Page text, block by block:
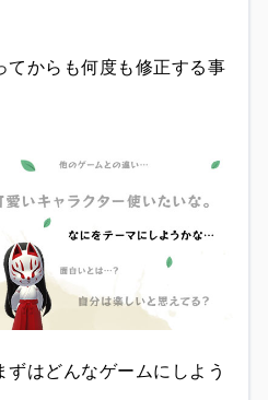
てからも何度も修正する事
はどんなゲームにしよう